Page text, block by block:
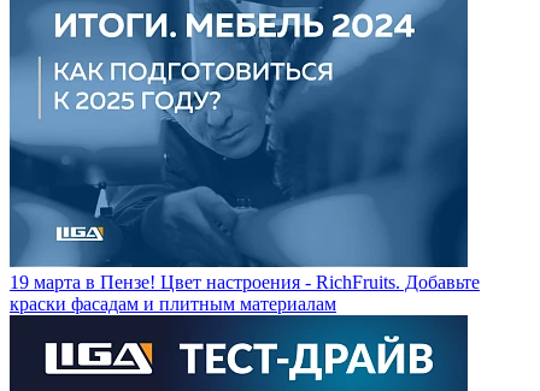
19 марта в Пензе! Цвет настроения - RichFruits. Добавьте
краски фасадам и плитным материалам